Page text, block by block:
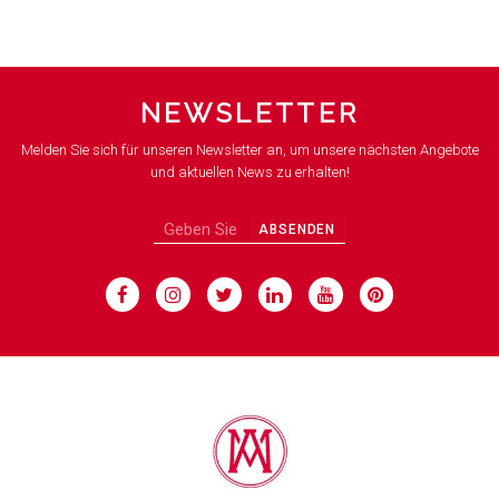
NEWSLETTER
Melden Sie sich für unseren Newsletter an, um unsere nächsten Angebote
und aktuellen News zu erhalten!
ABSENDEN